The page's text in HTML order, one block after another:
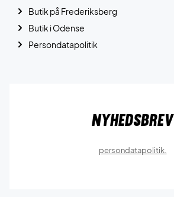
Butik på Frederiksberg
Butik i Odense
Persondatapolitik
Nyhedsbrev
persondatapolitik.